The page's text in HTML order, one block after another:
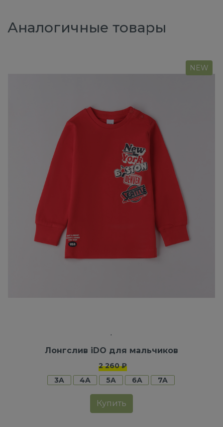
Аналогичные товары
NEW
Лонгслив iDO для мальчиков
2 260 ₽
3A
4A 5A 6A 7A
Купить